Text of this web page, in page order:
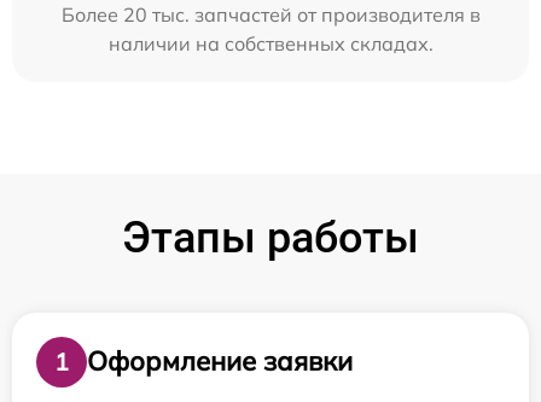
Более 20 тыс. запчастей от производителя в
наличии на собственных складах.
Этапы работы
1
Оформление заявки